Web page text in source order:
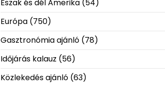
Észak és dél Amerika(54)
Európa(750)
Gasztronómia ajánló(78)
Időjárás kalauz (56)
Közlekedés ajánló(63)